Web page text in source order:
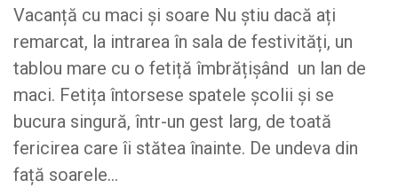
Vacanță cu maci și soare Nu știu dacă ați
remarcat, la intrarea în sala de festivități, un
tablou mare cu o fetiță îmbrățișând un lan de
maci. Fetița întorsese spatele școlii și se
bucura singură, într-un gest larg, de toată
fericirea care îi stătea înainte. De undeva din
față soarele...